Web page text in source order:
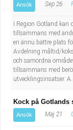
Ansök Sep 26
I Region Gotland
tillsammans med
en ännu bättre plats
Avdelning måltid/
och samordna
tillsammans med
utvecklingsinsatser.
Kock på Gotlands
Ansök Maj 21